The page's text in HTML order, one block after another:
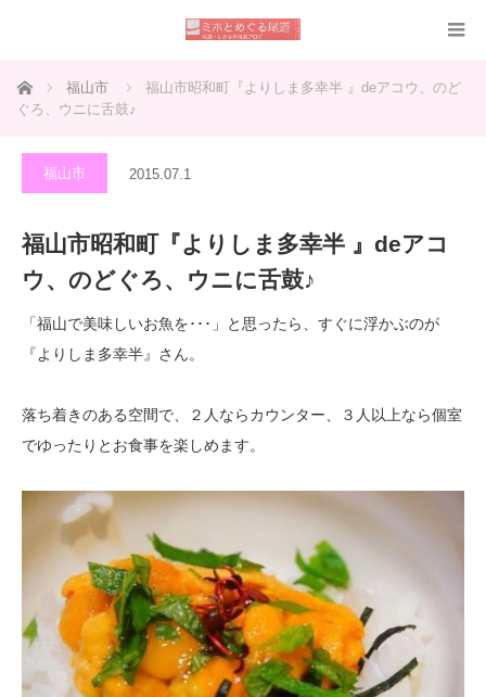
ホーム 福山市
福山市昭和町『よりしま多幸半 』deアコウ、のど
ぐろ、ウニに舌鼓♪
福山市 2015.07.1
福山市昭和町『よりしま多幸半 』deアコ
ウ、のどぐろ、ウニに舌鼓♪
「福山で美味しいお魚を･･･」と思ったら、すぐに浮かぶのが
『よりしま多幸半』さん。
落ち着きのある空間で、２人ならカウンター、３人以上なら個室
でゆったりとお食事を楽しめます。